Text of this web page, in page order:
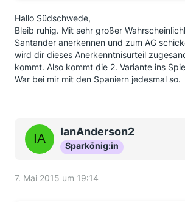
Hallo Südschwede,
Bleib ruhig. Mit sehr großer
Santander anerkennen und zum AG
wird dir dieses Anerkenntnisurteil
kommt. Also kommt die 2. Variante ins
War bei mir mit den Spaniern jedesmal so.
IanAnderson2
Sparkönig:in
7. Mai 2015 um 19:14